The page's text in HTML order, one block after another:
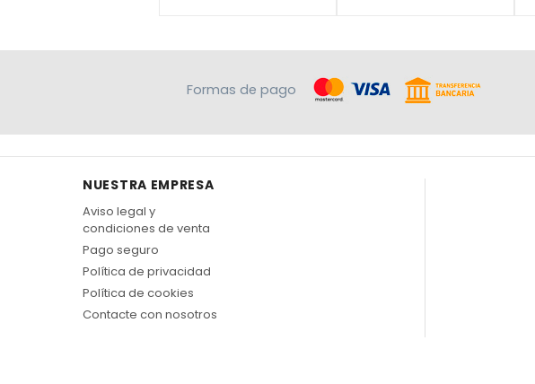
Formas de pago
NUESTRA EMPRESA
Aviso legal y
condiciones de venta
Pago seguro
Política de privacidad
Política de cookies
Contacte con nosotros